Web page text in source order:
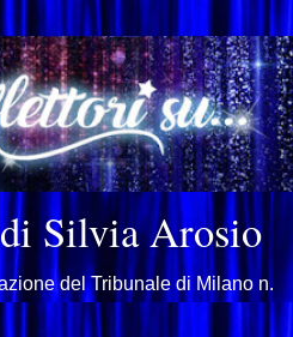
Silvia Arosio
del Tribunale di Milano n.